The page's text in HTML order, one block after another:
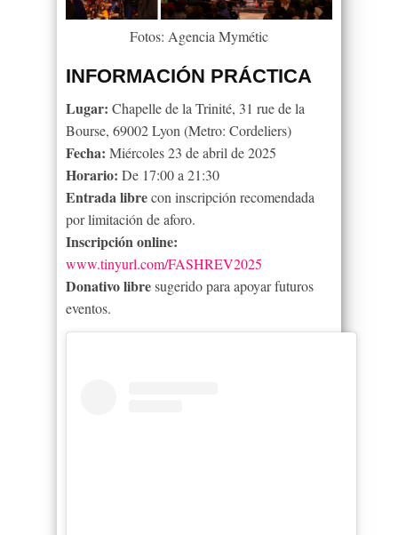
Fotos: Agencia Mymétic
INFORMACIÓN PRÁCTICA
Lugar: Chapelle de la Trinité, 31 rue de la
Bourse, 69002 Lyon (Metro: Cordeliers)
Fecha: Miércoles 23 de abril de 2025
Horario: De 17:00 a 21:30
Entrada librecon inscripción recomendada
por limitación de aforo.
Inscripción online:
www.tinyurl.com/FASHREV2025
Donativo libresugerido para apoyar futuros
eventos.